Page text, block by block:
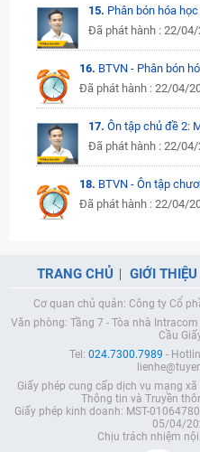
15. Phân bón hóa học
Đã phát hành : 22/
16. BTVN - Phân bón
Đã phát hành : 22/04/
17. Ôn tập chủ đề 2:
Đã phát hành : 22/
18. BTVN - Ôn tập
Đã phát hành : 22/04/
TRANG CHỦ GIỚI THIỆU
Cơ quan chủ quản: Công ty Cổ
Văn phòng: Tầng 7 - Tòa nhà
Cầu
Tel: 024.7300.7989 -
Giấy phép cung cấp dịch vụ mạng
Thông tin và Truyền
Giấy phép kinh doanh: MST-
05/04/
Chịu trách nhiệm